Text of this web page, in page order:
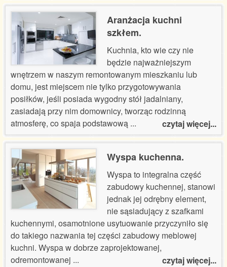
Referencje certyfikaty
Wycena usług
Kontakt
Aranżacja kuchni
szkłem.
Kuchnia, kto wie czy nie
będzie najważniejszym
wnętrzem w naszym remontowanym mieszkaniu lub
domu, jest miejscem nie tylko przygotowywania
posiłków, jeśli posiada wygodny stół jadalniany,
zasiadają przy nim domownicy, tworząc rodzinną
atmosferę, co spaja podstawową ... czytaj więcej...
Wyspa kuchenna.
Wyspa to integralna część
zabudowy kuchennej, stanowi
jednak jej odrębny element,
nie sąsiadujący z szafkami
kuchennymi, osamotnione usytuowanie przyczyniło się
do takiego nazwania tej części zabudowy meblowej
kuchni. Wyspa w dobrze zaprojektowanej,
odremontowanej ... czytaj więcej...